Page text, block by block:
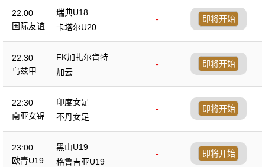
22:00
国际友谊
瑞典U18
-
卡塔尔U20
即将开始
22:30
乌兹甲
FK加扎尔肯特
-
加云
即将开始
22:30
南亚女锦
印度女足
-
不丹女足
即将开始
23:00
欧青U19
黑山U19
-
格鲁吉亚U19
即将开始